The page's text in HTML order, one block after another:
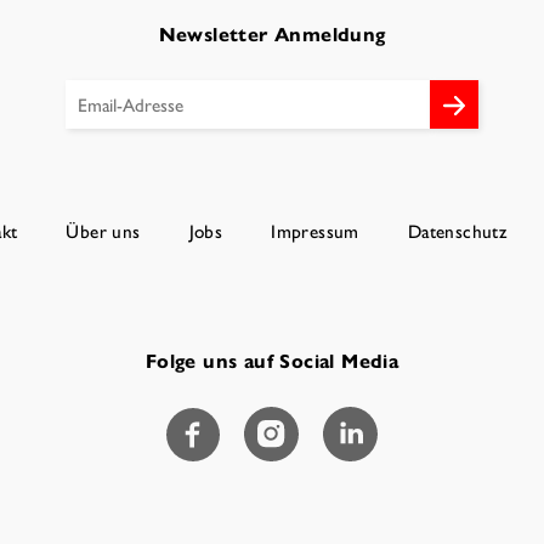
Newsletter Anmeldung
Über uns Jobs Impressum Datenschutz
Folge uns auf Social Media